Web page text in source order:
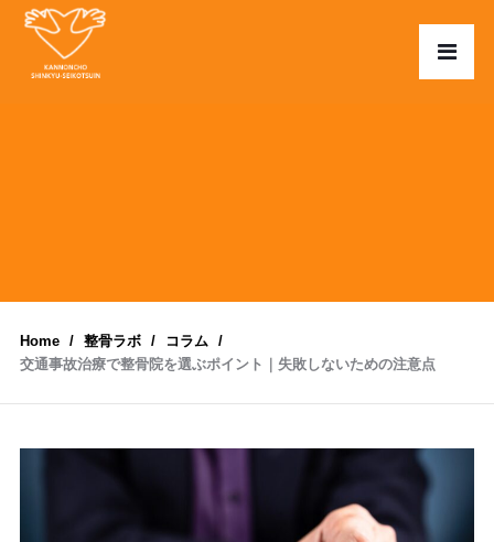
Home 整骨ラボ
コラム
交通事故治療で整骨院を選ぶポイント｜失敗しないための注意点